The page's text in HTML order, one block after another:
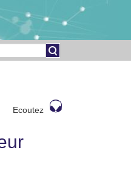
Ecoutez